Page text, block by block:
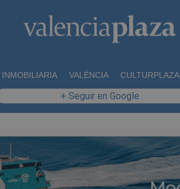
INMOBILIARIA VALÈNCIA CULTURPLAZA
+ Seguir en Google